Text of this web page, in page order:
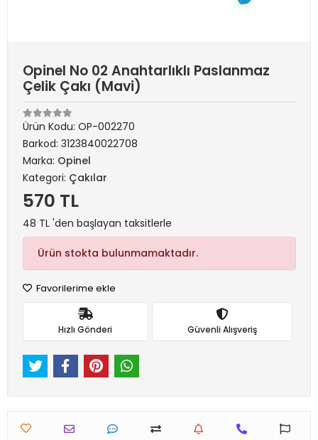
Opinel No 02 Anahtarlıklı Paslanmaz
Çelik Çakı (Mavi)
Ürün Kodu: OP-002270
Barkod: 3123840022708
Marka: Opinel
Kategori: Çakılar
570 TL
48 TL 'den başlayan taksitlerle
Ürün stokta bulunmamaktadır.
Favorilerime ekle
Hızlı Gönderi Güvenli Alışveriş